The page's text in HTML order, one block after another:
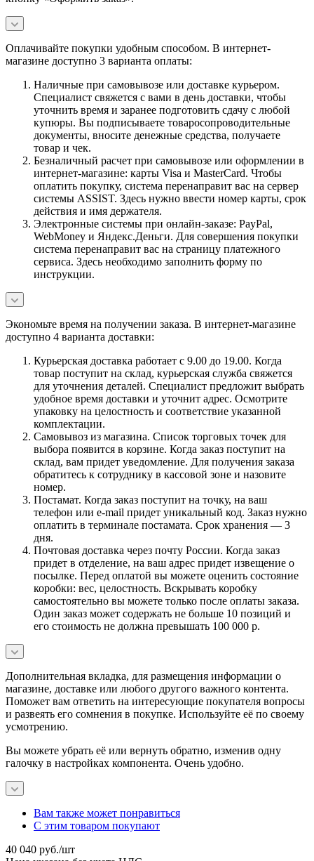
Оплачивайте покупки удобным способом. В интернет-
магазине доступно 3 варианта оплаты:
Наличные при самовывозе или доставке курьером.
Специалист свяжется с вами в день доставки, чтобы
уточнить время и заранее подготовить сдачу с любой
купюры. Вы подписываете товаросопроводительные
документы, вносите денежные средства, получаете
товар и чек.
Безналичный расчет при самовывозе или оформлении в
интернет-магазине: карты Visa и MasterCard. Чтобы
оплатить покупку, система перенаправит вас на сервер
системы ASSIST. Здесь нужно ввести номер карты, срок
действия и имя держателя.
Электронные системы при онлайн-заказе: PayPal,
WebMoney и Яндекс.Деньги. Для совершения покупки
система перенаправит вас на страницу платежного
сервиса. Здесь необходимо заполнить форму по
инструкции.
Экономьте время на получении заказа. В интернет-магазине
доступно 4 варианта доставки:
Курьерская доставка работает с 9.00 до 19.00. Когда
товар поступит на склад, курьерская служба свяжется
для уточнения деталей. Специалист предложит выбрать
удобное время доставки и уточнит адрес. Осмотрите
упаковку на целостность и соответствие указанной
комплектации.
Самовывоз из магазина. Список торговых точек для
выбора появится в корзине. Когда заказ поступит на
склад, вам придет уведомление. Для получения заказа
обратитесь к сотруднику в кассовой зоне и назовите
номер.
Постамат. Когда заказ поступит на точку, на ваш
телефон или e-mail придет уникальный код. Заказ нужно
оплатить в терминале постамата. Срок хранения — 3
дня.
Почтовая доставка через почту России. Когда заказ
придет в отделение, на ваш адрес придет извещение о
посылке. Перед оплатой вы можете оценить состояние
коробки: вес, целостность. Вскрывать коробку
самостоятельно вы можете только после оплаты заказа.
Один заказ может содержать не больше 10 позиций и
его стоимость не должна превышать 100 000 р.
Дополнительная вкладка, для размещения информации о
магазине, доставке или любого другого важного контента.
Поможет вам ответить на интересующие покупателя вопросы
и развеять его сомнения в покупке. Используйте её по своему
усмотрению.
Вы можете убрать её или вернуть обратно, изменив одну
галочку в настройках компонента. Очень удобно.
Вам также может понравиться
С этим товаром покупают
40 040 руб./шт